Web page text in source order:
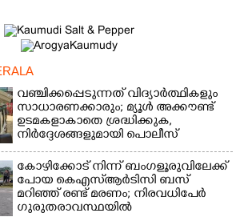
വഞ്ചിക്കപ്പെടുന്നത് വിദ്യാർത്ഥികളും
സാധാരണക്കാരും; മ്യൂൾ അക്കൗണ്ട്
ഉടമകളാകാതെ ശ്രദ്ധിക്കുക,
നിർദ്ദേശങ്ങളുമായി പൊലീസ്
കോഴിക്കോട് നിന്ന് ബംഗളൂരുവിലേക്ക്
പോയ കെഎസ്‌ആർടിസി ബസ്
മറിഞ്ഞ് രണ്ട് മരണം; നിരവധിപേർ
ഗുരുതരാവസ്ഥയിൽ